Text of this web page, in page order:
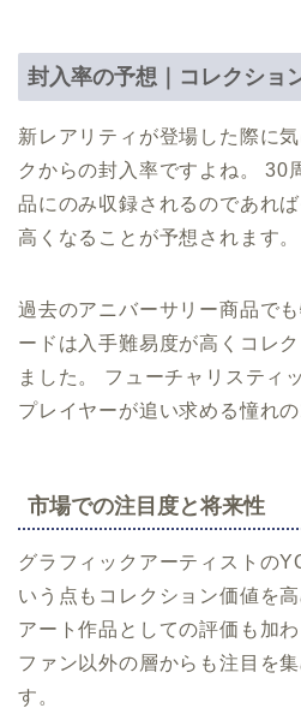
封入率の予想｜コレクショ
新レアリティが登場した際に
クからの封入率ですよね。 30
品にのみ収録されるのであれ
高くなることが予想されます。
過去のアニバーサリー商品で
ードは入手難易度が高くコレ
ました。 フューチャリスティ
プレイヤーが追い求める憧れ
市場での注目度と将来性
グラフィックアーティストの
いう点もコレクション価値を
アート作品としての評価も加
ファン以外の層からも注目を
す。